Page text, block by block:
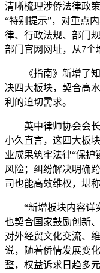
清晰梳理涉侨法律政
“特别提示”，对重点
律、行政法规、部门
部门官网网址，从7个
《指南》新增了知
决四大板块，契合高
利的迫切需求。
英中律师协会会长
小久直言，这四大板
业成果筑牢法律“保护
风险；纠纷解决明确
司也能高效维权，堪称
“新增板块内容详实
也契合国家鼓励创新
对外经贸文化交流、
说，随着侨情发展变
整，权益诉求日趋多